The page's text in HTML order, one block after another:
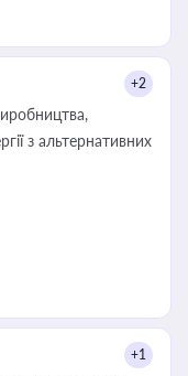
+2
з альтернативних
+1